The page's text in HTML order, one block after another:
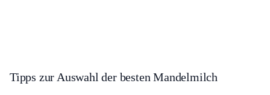
Tipps zur Auswahl der besten Mandelmilch